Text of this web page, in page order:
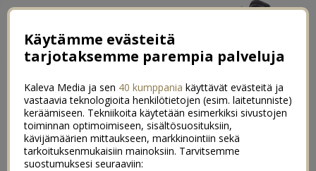
Kettuja syöttämässä lasten kanssa
Käytämme evästeitä
tarjotaksemme parempia palveluja
Kaleva Media ja sen 40 kumppania käyttävät evästeitä ja
vastaavia teknologioita henkilötietojen (esim. laitetunniste)
keräämiseen. Tekniikoita käytetään esimerkiksi sivustojen
toiminnan optimoimiseen, sisältösuosituksiin,
kävijämäärien mittaukseen, markkinointiin sekä
tarkoituksenmukaisiin mainoksiin. Tarvitsemme
suostumuksesi seuraaviin: